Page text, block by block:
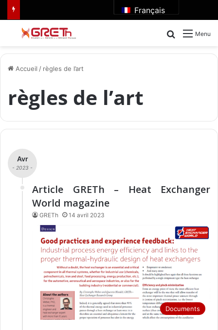
Français
Menu
Rechercher
Accueil / règles de l’art
règles de l’art
Avr
- 2023 -
Article GRETh – Heat Exchanger
World magazine
GRETh 14 avril 2023
Documents